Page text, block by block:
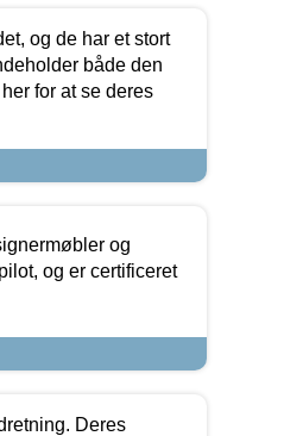
og de har et stort
både den
for at se deres
og
og er certificeret
Deres